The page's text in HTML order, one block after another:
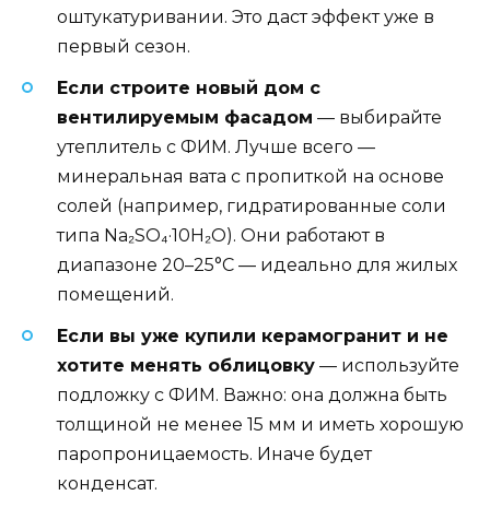
оштукатуривании. Это даст эффект уже в
первый сезон.
Если строите новый дом с
вентилируемым фасадом — выбирайте
утеплитель с ФИМ. Лучше всего —
минеральная вата с пропиткой на основе
солей (например, гидратированные соли
типа Na₂SO₄·10H₂O). Они работают в
диапазоне 20–25°C — идеально для жилых
помещений.
Если вы уже купили керамогранит и не
хотите менять облицовку — используйте
подложку с ФИМ. Важно: она должна быть
толщиной не менее 15 мм и иметь хорошую
паропроницаемость. Иначе будет
конденсат.